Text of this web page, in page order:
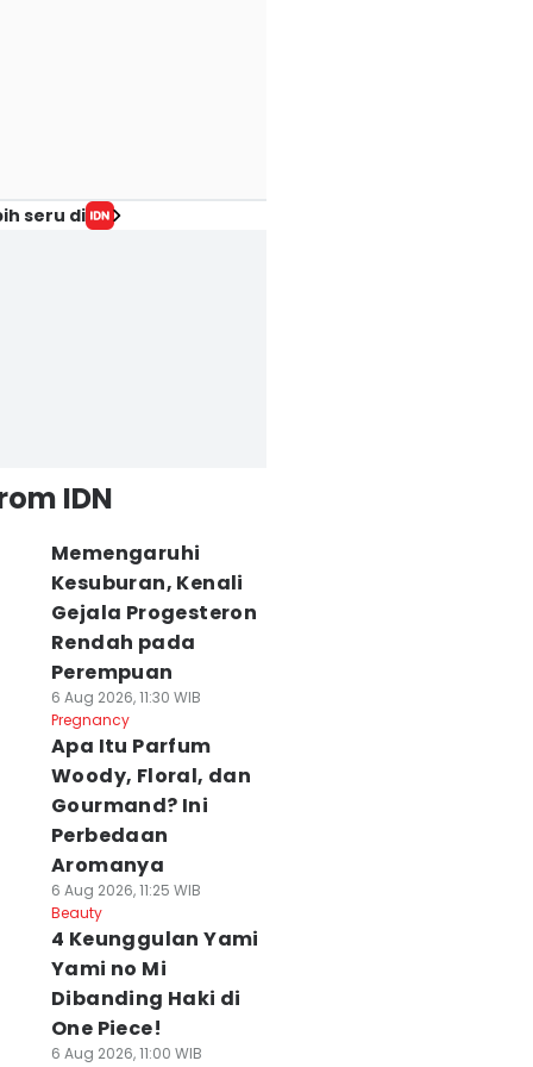
seru di
IDN
Memengaruhi
Kesuburan, Kenali
Gejala Progesteron
Rendah pada
Perempuan
6 Aug 2026, 11:30 WIB
Pregnancy
Apa Itu Parfum
Woody, Floral, dan
Gourmand? Ini
Perbedaan
Aromanya
6 Aug 2026, 11:25 WIB
Beauty
4 Keunggulan Yami
Yami no Mi
Dibanding Haki di
One Piece!
6 Aug 2026, 11:00 WIB